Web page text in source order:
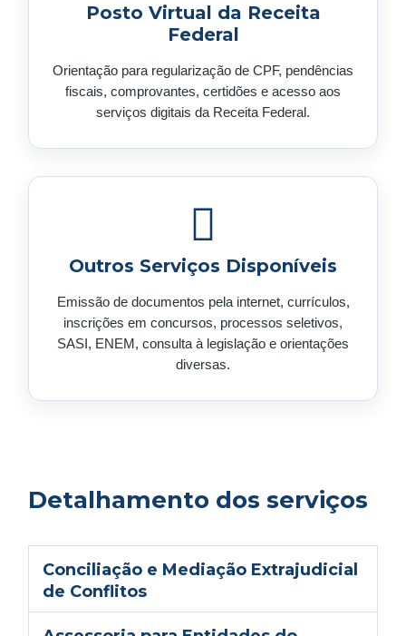
Posto Virtual da Receita
Federal
Orientação para regularização de CPF, pendências
fiscais, comprovantes, certidões e acesso aos
serviços digitais da Receita Federal.
Outros Serviços Disponíveis
Emissão de documentos pela internet, currículos,
inscrições em concursos, processos seletivos,
SASI, ENEM, consulta à legislação e orientações
diversas.
Detalhamento dos serviços
Conciliação e Mediação Extrajudicial
de Conflitos